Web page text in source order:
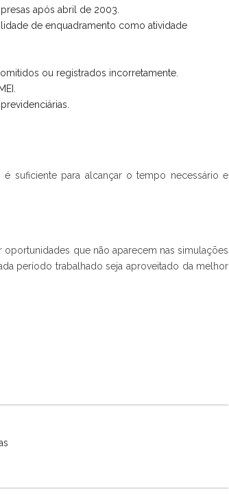
após abril de 2003.
de enquadramento como atividade
ou registrados incorretamente.
suficiente para alcançar o tempo necessário e
que não aparecem nas simulações
período trabalhado seja aproveitado da melhor